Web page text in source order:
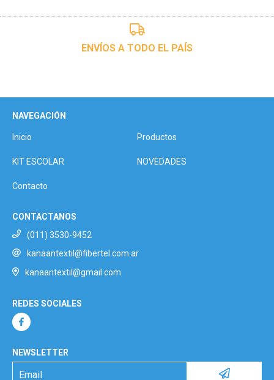
ENVÍOS A TODO EL PAÍS
NAVEGACIÓN
Inicio Productos
KIT ESCOLAR NOVEDADES
Contacto
CONTACTANOS
(011) 3530-9452
kanaantextil@fibertel.com.ar
kanaantextil@gmail.com
REDES SOCIALES
NEWSLETTER